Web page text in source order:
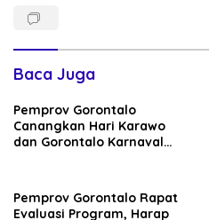
Baca Juga
Pemprov Gorontalo
Canangkan Hari Karawo
dan Gorontalo Karnaval
Pemprov Gorontalo Rapat
Evaluasi Program, Harap